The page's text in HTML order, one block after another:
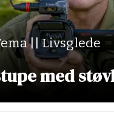
|| Livsglede
med